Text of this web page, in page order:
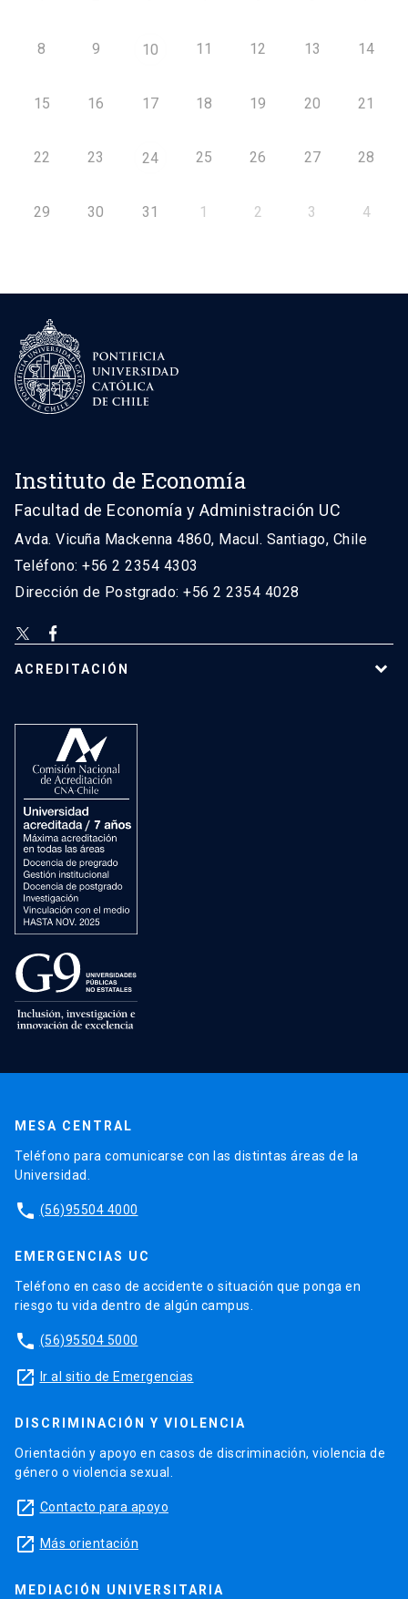
8 9 10 11 12 13 14
15 16 17 18 19 20 21
22 23 24 25 26 27 28
29 30 31 1 2 3 4
Instituto de Economía
Facultad de Economía y Administración UC
Avda. Vicuña Mackenna 4860, Macul. Santiago, Chile
Teléfono: +56 2 2354 4303
Dirección de Postgrado: +56 2 2354 4028
ACREDITACIÓN
MESA CENTRAL
Teléfono para comunicarse con las distintas áreas de la
Universidad.
phone (56)95504 4000
EMERGENCIAS UC
Teléfono en caso de accidente o situación que ponga en
riesgo tu vida dentro de algún campus.
phone (56)95504 5000
launch Ir al sitio de Emergencias
DISCRIMINACIÓN Y VIOLENCIA
Orientación y apoyo en casos de discriminación, violencia de
género o violencia sexual.
launch Contacto para apoyo
launch Más orientación
MEDIACIÓN UNIVERSITARIA